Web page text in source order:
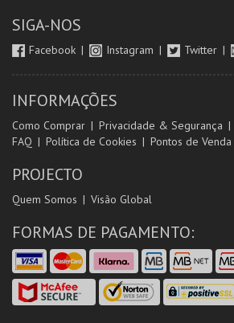
SIGA-NOS
Facebook Instagram Twitter
INFORMAÇÕES
Como Comprar Privacidade & Segurança
FAQ
Política de Cookies Pontos de Venda
PROJECTO
Quem Somos Visão Global
FORMAS DE PAGAMENTO: